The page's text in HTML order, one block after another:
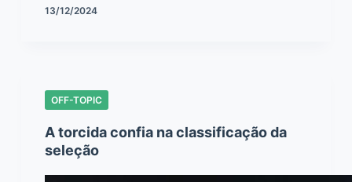
13/12/2024
OFF-TOPIC
A torcida confia na classificação da
seleção